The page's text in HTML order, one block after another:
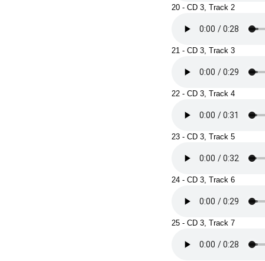
20 - CD 3, Track 2
21 - CD 3, Track 3
22 - CD 3, Track 4
23 - CD 3, Track 5
24 - CD 3, Track 6
25 - CD 3, Track 7